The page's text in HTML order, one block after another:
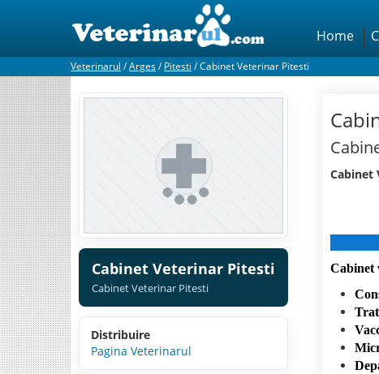
Home
Veterinarul /Arges/Pitesti /Cabinet Veterinar Pitesti
Cabinet Veterinar Pitesti
Cabinet Veterinar Pitesti
Distribuire
Pagina Veterinarul
Cabinet
Cabinet